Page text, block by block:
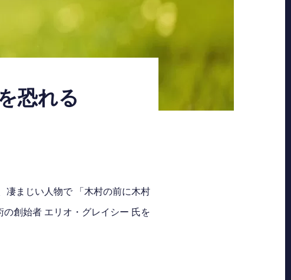
恐れる
凄まじい人物で 「木村の前に木村
創始者 エリオ・グレイシー 氏を